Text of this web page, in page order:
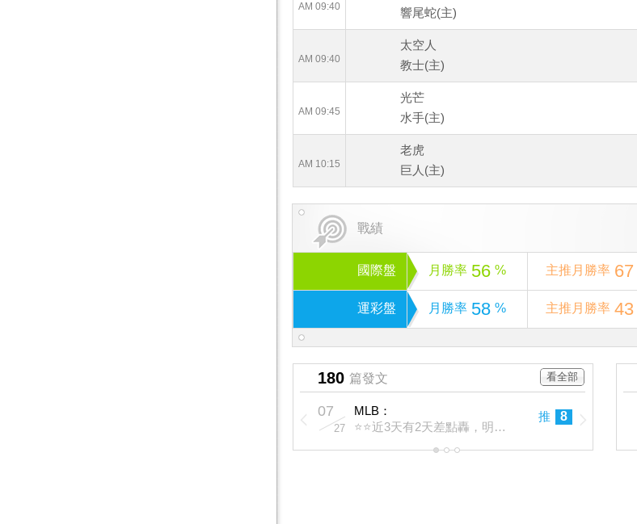
AM 09:40
響尾蛇(主)
AM 09:40
太空人
教士(主)
AM 09:45
光芒
水手(主)
AM 10:15
老虎
巨人(主)
戰績
國際盤 月勝率 56 % 主推月勝率 67
運彩盤 月勝率 58 % 主推月勝率 43
180 篇發文 看全部
07
27
MLB：
⭐⭐近3天有2天差點轟，明日信心主推99%貓場，主推非常有信心，一次贏回來
推 8